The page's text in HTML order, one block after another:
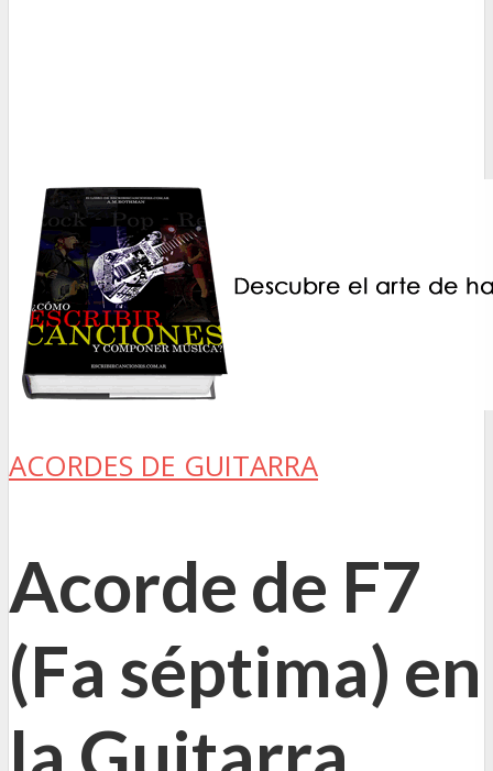
ACORDES DE GUITARRA
Acorde de F7
(Fa séptima) en